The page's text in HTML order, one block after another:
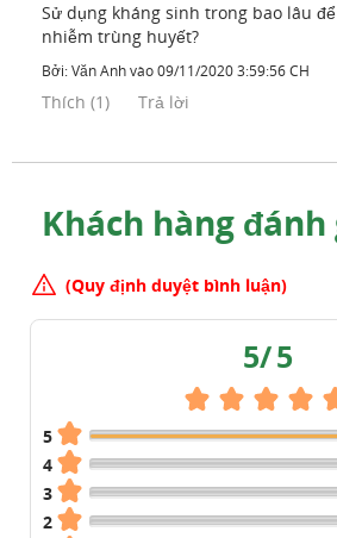
Sử dụng kháng sinh trong bao lâu
nhiễm trùng huyết?
Bởi:Văn Anhvào09/11/2020 3:59:56 CH
Thích (1) Trả lời
Khách hàng đánh
(Quy định duyệt bình luận)
5/5
5
4
3
2